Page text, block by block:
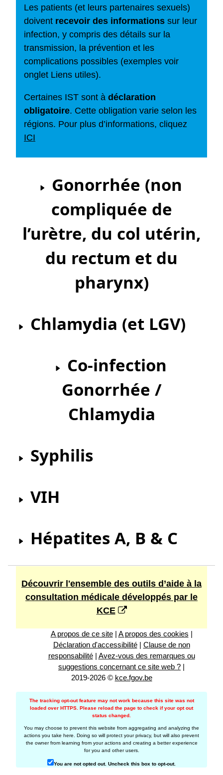
Les patients (et leurs partenaires sexuels)
doivent recevoir des informations sur leur
infection, y compris des détails sur la
transmission, la prévention et les
complications possibles (exemples voir
onglet Liens utiles).
Certaines IST sont à déclaration
obligatoire. Cette obligation varie selon les
régions. Pour plus d’informations, cliquez
ICI
compliquée de
l’urètre, du col utérin,
du rectum et du
pharynx)
Chlamydia (et LGV)
Gonorrhée /
Chlamydia
Syphilis
VIH
Hépatites A, B & C
Découvrir l'ensemble des outils d’aide à la
consultation médicale développés par le
KCE
A propos de ce site| A propos des cookies |
Déclaration d'accessibilité| Clause de non
responsabilité| Avez-vous des remarques ou
suggestions concernant ce site web ? |
2019-2026 © kce.fgov.be
The tracking opt-out feature may not work because this site was not
loaded over HTTPS. Please reload the page to check if your opt out
status changed.
You may choose to prevent this website from aggregating and analyzing the
actions you take here. Doing so will protect your privacy, but will also prevent
the owner from learning from your actions and creating a better experience
for you and other users.
You are not opted out. Uncheck this box to opt-out.